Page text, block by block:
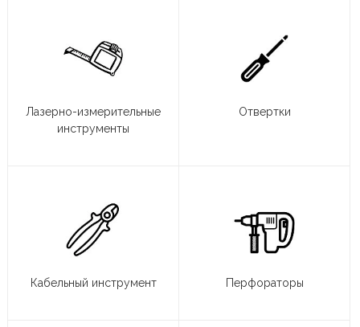
Лазерно-измерительные
инструменты
Отвертки
Кабельный инструмент Перфораторы